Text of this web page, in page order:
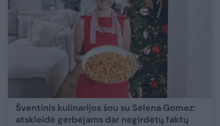
Šventinis kulinarijos šou su Selena Gomez:
atskleidė gerbėjams dar negirdėtų faktų